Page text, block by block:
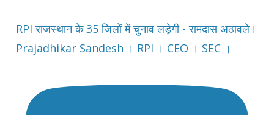
RPI राजस्थान के 35 जिलों में चुनाव लड़ेगी - रामदास अठावले।
Prajadhikar Sandesh । RPI । CEO । SEC ।